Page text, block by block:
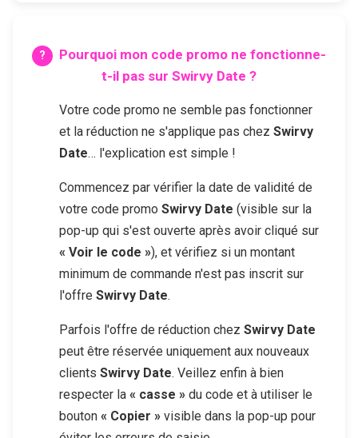
Pourquoi mon code promo ne fonctionne-
t-il pas sur Swirvy Date ?
Votre code promo ne semble pas fonctionner
et la réduction ne s'applique pas chez Swirvy
Date… l'explication est simple !
Commencez par vérifier la date de validité de
votre code promo Swirvy Date (visible sur la
pop-up qui s'est ouverte après avoir cliqué sur
« Voir le code »), et vérifiez si un montant
minimum de commande n'est pas inscrit sur
l'offre Swirvy Date.
Parfois l'offre de réduction chez Swirvy Date
peut être réservée uniquement aux nouveaux
clients Swirvy Date. Veillez enfin à bien
respecter la « casse » du code et à utiliser le
bouton « Copier » visible dans la pop-up pour